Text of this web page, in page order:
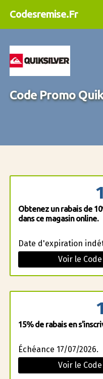
Codesremise.Fr
Code Promo
Obtenez un rabais de
dans ce magasin online.
Date d'expiration
Voir le
15% de rabais en
Échéance 17/07/2026.
Voir le